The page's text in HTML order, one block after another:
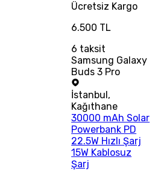
Ücretsiz Kargo
6.500 TL
6 taksit
Samsung Galaxy
Buds 3 Pro
İstanbul ,
Kağıthane
30000 mAh Solar
Powerbank PD
22.5W Hızlı Şarj
15W Kablosuz
Şarj